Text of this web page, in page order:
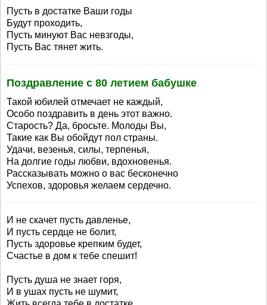
Пусть в достатке Ваши годы
Будут проходить,
Пусть минуют Вас невзгоды,
Пусть Вас тянет жить.
Поздравление с 80 летием бабушке
Такой юбилей отмечает не каждый,
Особо поздравить в день этот важно.
Старость? Да, бросьте. Молоды Вы,
Такие как Вы обойдут пол страны.
Удачи, везенья, силы, терпенья,
На долгие годы любви, вдохновенья.
Рассказывать можно о вас бесконечно
Успехов, здоровья желаем сердечно.
И не скачет пусть давленье,
И пусть сердце не болит,
Пусть здоровье крепким будет,
Счастье в дом к тебе спешит!
Пусть душа не знает горя,
И в ушах пусть не шумит,